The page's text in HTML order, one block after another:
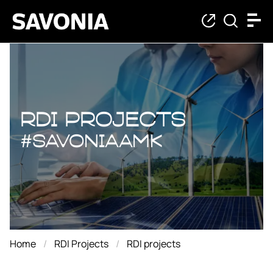
RDI projects
RDI projects
#savoniaAMK
Home RDI Projects RDI projects